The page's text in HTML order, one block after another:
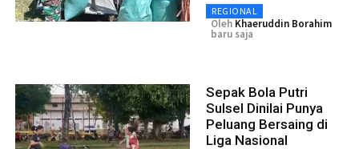
REGIONAL
Oleh Khaeruddin Borahim
baru saja
Sepak Bola Putri
Sulsel Dinilai Punya
Peluang Bersaing di
Liga Nasional